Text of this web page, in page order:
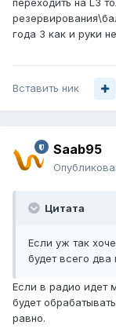
переходить на L3
года 3 как и руки
Вставить ник
Saab95
Цитата
Если уж так
будет всего два
Если в радио идет
будет
равно.